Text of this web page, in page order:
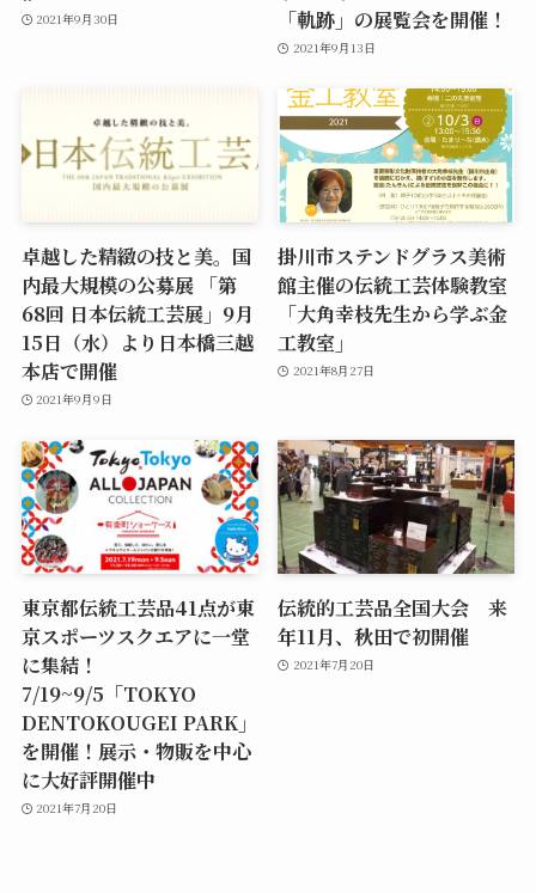
2021年9月30日
「軌跡」の展覧会を開催！
2021年9月13日
卓越した精緻の技と美。国
内最大規模の公募展 「第
68回 日本伝統工芸展」9月
15日（水）より日本橋三越
本店で開催
2021年9月9日
掛川市ステンドグラス美術
館主催の伝統工芸体験教室
「大角幸枝先生から学ぶ金
工教室」
2021年8月27日
東京都伝統工芸品41点が東
京スポーツスクエアに一堂
に集結！
7/19~9/5「TOKYO
DENTOKOUGEI PARK」
を開催！展示・物販を中心
に大好評開催中
2021年7月20日
伝統的工芸品全国大会 来
年11月、秋田で初開催
2021年7月20日